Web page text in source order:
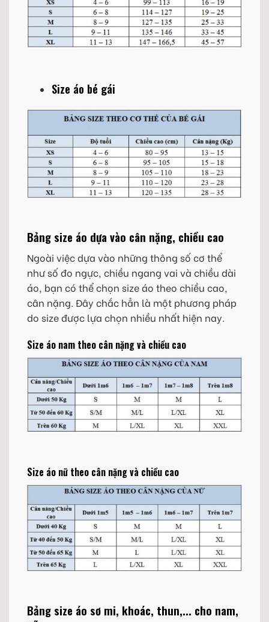
Size áo bé gái
Bảng size áo dựa vào cân nặng, chiều cao
Ngoài việc dựa vào những thông số cơ thể
như số đo ngực, chiều ngang vai và chiều dài
áo, bạn có thể chọn size áo theo chiều cao,
cân nặng. Đây chắc hẳn là một phương pháp
do size được lựa chọn nhiều nhất hiện nay.
Size áo nam theo cân nặng và chiều cao
Size áo nữ theo cân nặng và chiều cao
Bảng size áo sơ mi, khoác, thun,... cho nam,